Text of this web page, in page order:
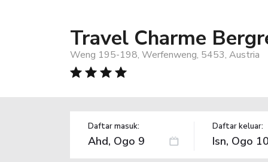
Travel Charme
Weng 195-198, Werfenweng, 5453, Austria
Daftar masuk: Daftar keluar: